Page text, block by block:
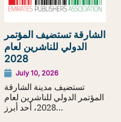
الشارقة تستضيف المؤتمر
الدولي للناشرين لعام
2028
July 10, 2026
تستضيف مدينة الشارقة
المؤتمر الدولي للناشرين لعام
2028، أحد أبرز...